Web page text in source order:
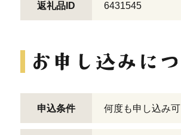
返礼品ID 6431545
申込条件 何度も申し込み可